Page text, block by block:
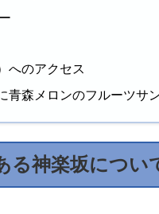
へのアクセス
青森メロンのフルーツサ
る神楽坂につい